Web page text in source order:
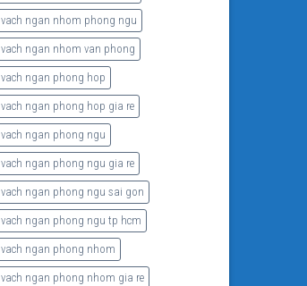
vach ngan nhom phong ngu
vach ngan nhom van phong
vach ngan phong hop
vach ngan phong hop gia re
vach ngan phong ngu
vach ngan phong ngu gia re
vach ngan phong ngu sai gon
vach ngan phong ngu tp hcm
vach ngan phong nhom
vach ngan phong nhom gia re